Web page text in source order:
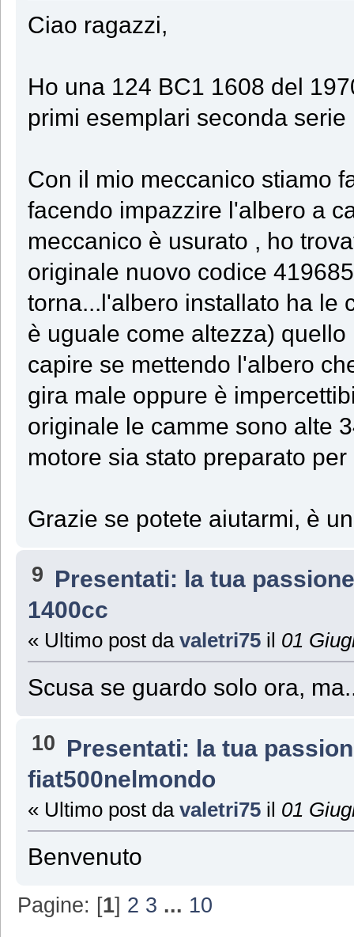
Ciao ragazzi,
Ho una 124 BC1 1608 del
primi esemplari seconda serie
Con il mio meccanico stiamo
facendo impazzire l'albero a
meccanico è usurato , ho
originale nuovo codice
torna...l'albero installato ha le
è uguale come altezza)
capire se mettendo l'albero
gira male oppure è
originale le camme sono alte
motore sia stato preparato per
Grazie se potete aiutarmi, è
9 Presentati: la tua
1400cc
« Ultimo post da valetri75 il 01
Scusa se guardo solo ora,
10 Presentati: la tua
fiat500nelmondo
« Ultimo post da valetri75 il 01
Benvenuto
Pagine: [1] 2 3 ... 10